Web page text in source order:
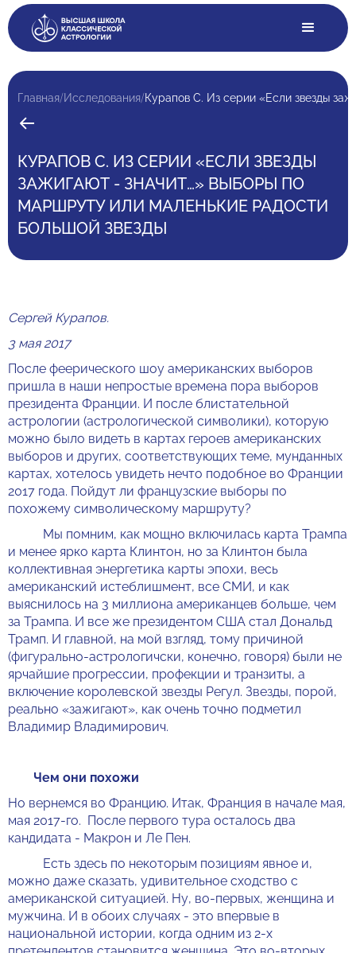
Главная/Исследования/
КУРАПОВ С. ИЗ СЕРИИ «ЕСЛИ ЗВЕЗДЫ
ЗАЖИГАЮТ - ЗНАЧИТ…» ВЫБОРЫ ПО
МАРШРУТУ ИЛИ МАЛЕНЬКИЕ РАДОСТИ
БОЛЬШОЙ ЗВЕЗДЫ
Сергей Курапов.
3 мая 2017
После феерического шоу американских выборов
пришла в наши непростые времена пора выборов
президента Франции. И после блистательной
астрологии (астрологической символики), которую
можно было видеть в картах героев американских
выборов и других, соответствующих теме, мунданных
картах, хотелось увидеть нечто подобное во Франции
2017 года. Пойдут ли французские выборы по
похожему символическому маршруту?
Мы помним, как мощно включилась карта Трампа
и менее ярко карта Клинтон, но за Клинтон была
коллективная энергетика карты эпохи, весь
американский истеблишмент, все СМИ, и как
выяснилось на 3 миллиона американцев больше, чем
за Трампа. И все же президентом США стал Дональд
Трамп. И главной, на мой взгляд, тому причиной
(фигурально-астрологичски, конечно, говоря) были не
ярчайшие прогрессии, профекции и транзиты, а
включение королевской звезды Регул. Звезды, порой,
реально «зажигают», как очень точно подметил
Владимир Владимирович.
Чем они похожи
Но вернемся во Францию. Итак, Франция в начале мая,
мая 2017-го. После первого тура осталось два
кандидата - Макрон и Ле Пен.
Есть здесь по некоторым позициям явное и,
можно даже сказать, удивительное сходство с
американской ситуацией. Ну, во-первых, женщина и
мужчина. И в обоих случаях - это впервые в
национальной истории, когда одним из 2-х